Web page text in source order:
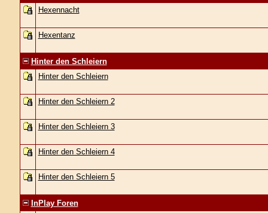
Hexennacht
Hexentanz
Hinter den Schleiern
Hinter den Schleiern
Hinter den Schleiern 2
Hinter den Schleiern 3
Hinter den Schleiern 4
Hinter den Schleiern 5
InPlay Foren